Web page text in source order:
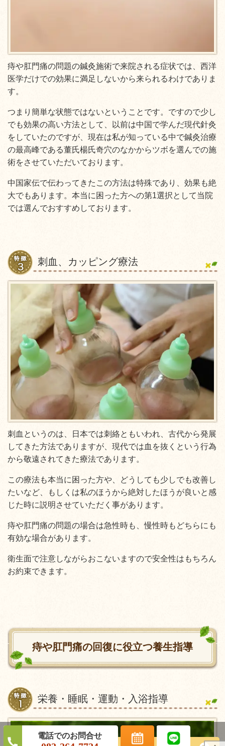
痔や肛門痛の問題の鍼灸施術で来院される症状では、西洋
医学だけでの効果に満足しないから来られるわけでありま
す。
つまり簡単な状態ではないということです。ですので少し
でも効果の高い方法として、以前は中国で学んだ現代針灸
をしていたのですが、現在は私が知っている中で鍼灸治療
の最高峰である董氏楊氏奇穴のなかからツボを選んでの施
術をさせていただいております。
中国家伝で伝わってきたこの方法は特殊であり、効果も絶
大でもあります。本当に困った方への第1選択として当院
では選んでおすすめしております。
刺血、カッピング療法
刺血というのは、日本では刺絡ともいわれ、古代から発展
してきた方法でありますが、現代では血を抜くという行為
から敬遠されてきた療法であります。
この療法も本当に困った方や、どうしても少しでも改善し
たいなど、もしくは私のほうから絶対したほうが良いと感
じた時に説明させていただく事があります。
痔や肛門痛の問題の場合は急性時も、慢性時もどちらにも
有効な場合があります。
衛生面で注意しながらおこないますので安全性はもちろん
お約束できます。
痔や肛門痛の回復に役立つ養生指導
栄養・睡眠・運動・入浴指導